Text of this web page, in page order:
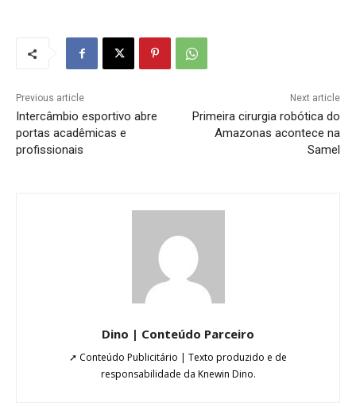
Previous article
Intercâmbio esportivo abre
portas acadêmicas e
profissionais
Next article
Primeira cirurgia robótica do
Amazonas acontece na
Samel
Dino | Conteúdo Parceiro
➚ Conteúdo Publicitário | Texto produzido e de
responsabilidade da Knewin Dino.